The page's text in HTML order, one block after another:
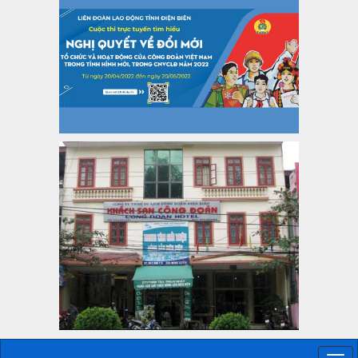
35/HD-TLĐ
Hướng dẫn thực hiện một số nội dung chi liên quan đến
công tác kiểm tra, giám sát tại Công đoàn cơ sở
Thời gian đăng: 27/12/2024
lượt xem: 2073 | lượt tải:507
50/2024/QH/15
Thời gian đăng: 25/12/2024
lượt xem: 4224 | lượt tải:319
2010-CV/TU
Tăng cường công tác lãnh đạo, chỉ đạo phát triển đoàn viên,
thành lập Công đoàn cơ sở trong các doanh nghiệp khu vực
ngoài nhà nước trên địa bàn tỉnh
Thời gian đăng: 28/10/2024
lượt xem: 1168 | lượt tải:298
1754/QĐ-TLĐ
Quyết định số 1754/QĐ-TLĐ Về việc ban hành Quy định về
nguyên tắc xây dựng và giao dự toán tài chính công đoàn
năm 2025